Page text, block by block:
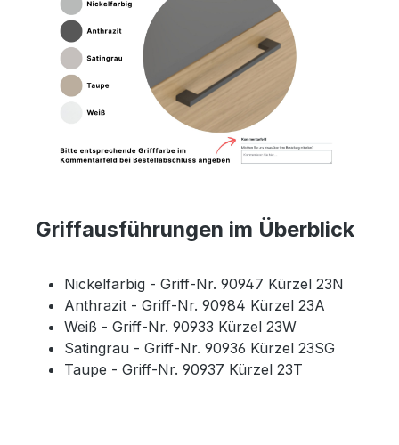
Griffausführungen im Überblick
Nickelfarbig - Griff-Nr. 90947 Kürzel 23N
Anthrazit - Griff-Nr. 90984 Kürzel 23A
Weiß - Griff-Nr. 90933 Kürzel 23W
Satingrau - Griff-Nr. 90936 Kürzel 23SG
Taupe - Griff-Nr. 90937 Kürzel 23T